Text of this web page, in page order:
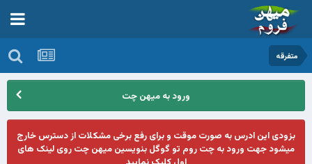
متفرقه
ورود به میهن چت
بزودی این ادرس به صورت موقت و برای رفع برخی مشکلات از دسترس خارج
میشود جهت ورود به چت روم تو گوگل بنویسین میهن چت روی لینک های
اول کلیک نمایید